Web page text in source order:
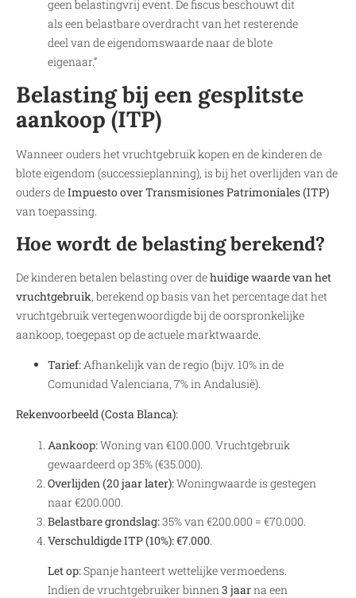
geen belastingvrij event. De fiscus beschouwt dit
als een belastbare overdracht van het resterende
deel van de eigendomswaarde naar de blote
eigenaar.”
Belasting bij een gesplitste
aankoop (ITP)
Wanneer ouders het vruchtgebruik kopen en de kinderen de
blote eigendom (successieplanning), is bij het overlijden van de
ouders deImpuesto over Transmisiones Patrimoniales (ITP)
van toepassing.
Hoe wordt de belasting berekend?
De kinderen betalen belasting over dehuidige waarde van het
vruchtgebruik, berekend op basis van het percentage dat het
vruchtgebruik vertegenwoordigde bij de oorspronkelijke
aankoop, toegepast op de actuele marktwaarde.
Tarief:Afhankelijk van de regio (bijv. 10% in de
Comunidad Valenciana, 7% in Andalusië).
Rekenvoorbeeld (Costa Blanca):
Aankoop:Woning van €100.000. Vruchtgebruik
gewaardeerd op 35% (€35.000).
Overlijden (20 jaar later):Woningwaarde is gestegen
naar €200.000.
Belastbare grondslag:35% van €200.000 = €70.000.
Verschuldigde ITP (10%):€7.000
Let op:Spanje hanteert wettelijke vermoedens.
Indien de vruchtgebruiker binnen 3 jaarna een